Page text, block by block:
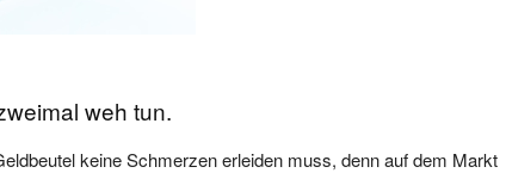
weh tun.
keine Schmerzen erleiden muss, denn auf dem Markt